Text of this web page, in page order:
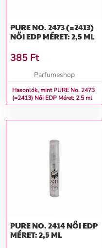
PURE NO. 2473 (=2413)
NŐI EDP MÉRET: 2,5 ML
385 Ft
Parfumeshop
Hasonlók, mint PURE No. 2473
(=2413) Női EDP Méret: 2,5 ml
PURE NO. 2414 NŐI EDP
MÉRET: 2,5 ML